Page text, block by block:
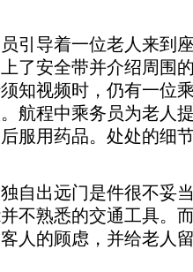
导着一位老人来到
了安全带并介绍周围
知视频时，仍有一位
航程中乘务员为老人
服用药品。处处的细
出远门是件很不妥
不熟悉的交通工具。
人的顾虑，并给老人